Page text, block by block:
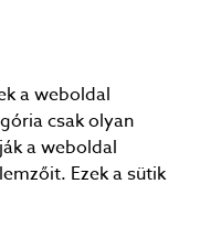
a weboldal
csak olyan
a weboldal
Ezek a sütik